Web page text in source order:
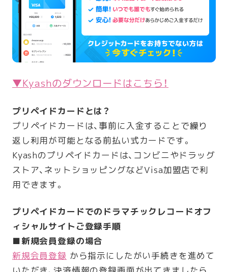
▼Kyashのダウンロードはこちら！
プリペイドカードとは？
プリペイドカードは、事前に入金することで繰り
返し利用が可能となる前払い式カードです。
Kyashのプリペイドカードは、コンビニやドラッグ
ストア、ネットショッピングなどVisa加盟店で利
用できます。
プリペイドカードでのドラマチックレコードオフ
ィシャルサイトご登録手順
■新規会員登録の場合
新規会員登録 から指示にしたがい手続きを進めて